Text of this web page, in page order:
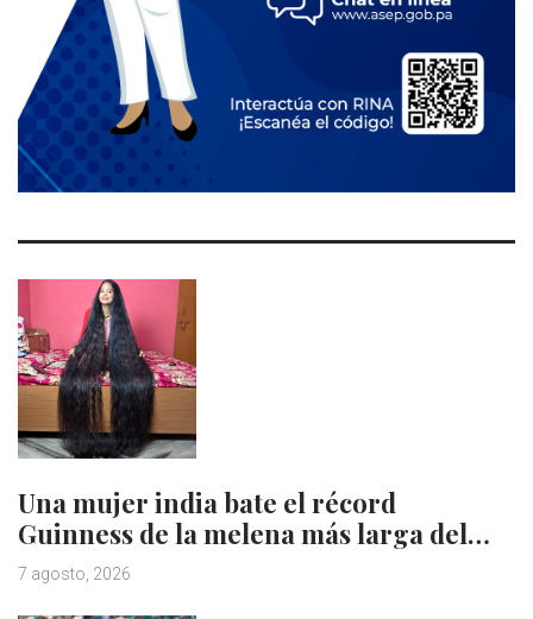
Una mujer india bate el récord
Guinness de la melena más larga del…
7 agosto, 2026